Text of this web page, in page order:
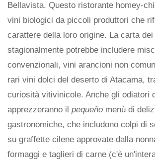
Bellavista. Questo ristorante homey-
vini biologici da piccoli produttori che
carattere della loro origine. La carta
stagionalmente potrebbe includere
convenzionali, vini arancioni non
rari vini dolci del deserto di Atacama,
curiosità vitivinicole. Anche gli odiatori
apprezzeranno il pequeño menù di
gastronomiche, che includono colpi di
su graffette cilene approvate dalla
formaggi e taglieri di carne (c'è